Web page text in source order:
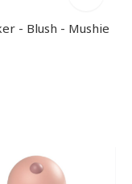
- Blush - Mushie